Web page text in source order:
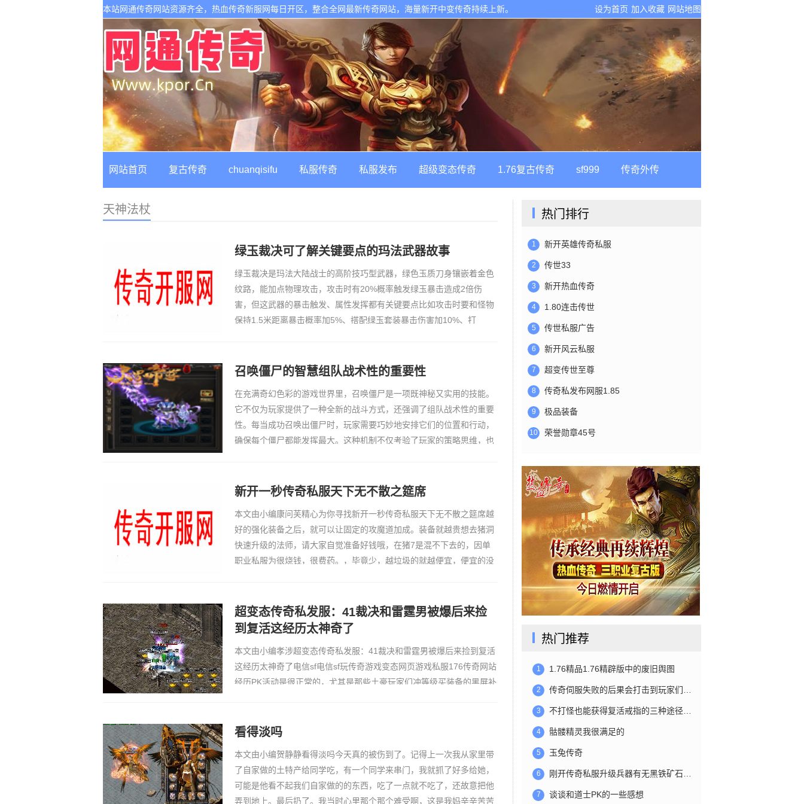
设为首页 加入收藏 网站地图
本站网通传奇网站资源齐全，热血传奇新服网每日开区，整合全网最新传奇网站，海量新开中变传奇持续上新。
网站首页 复古传奇 chuanqisifu 私服传奇 私服发布 超级变态传奇 1.76复古传奇 sf999 传奇外传
天神法杖
绿玉裁决可了解关键要点的玛法武器故事
绿玉裁决是玛法大陆战士的高阶技巧型武器，绿色玉质刀身镶嵌着金色
纹路，能加点物理攻击，攻击时有20%概率触发绿玉暴击造成2倍伤
害，但这武器的暴击触发、属性发挥都有关键要点比如攻击时要和怪物
保持1.5米距离暴击概率加5%、搭配绿玉套装暴击伤害加10%、打
召唤僵尸的智慧组队战术性的重要性
在充满奇幻色彩的游戏世界里，召唤僵尸是一项既神秘又实用的技能。
它不仅为玩家提供了一种全新的战斗方式，还强调了组队战术性的重要
性。每当成功召唤出僵尸时，玩家需要巧妙地安排它们的位置和行动，
确保每个僵尸都能发挥最大。这种机制不仅考验了玩家的策略思维，也
新开一秒传奇私服天下无不散之筵席
本文由小编康问芙精心为你寻找新开一秒传奇私服天下无不散之筵席越
好的强化装备之后，就可以让固定的攻魔道加成。装备就越贵想去猪洞
快速升级的法师，请大家自觉准备好钱哦，在猪7是混不下去的，因单
职业私服为很烧钱，很费药。，毕竟少，越垃圾的就越便宜，便宜的没
超变态传奇私发服：41裁决和雷霆男被爆后来捡
到复活这经历太神奇了
本文由小编孝涉超变态传奇私发服：41裁决和雷霆男被爆后来捡到复活
这经历太神奇了电信sf电信sf玩传奇游戏变态网页游戏私服176传奇网站
经历PK活动是很正常的，尤其是那些土豪玩家们冲等级买装备的黑屏补
很多被放倒…
看得淡吗
本文由小编贺静静看得淡吗今天真的被伤到了。记得上一次我从家里带
了自家做的土特产给同学吃，有一个同学来串门，我就抓了好多给她，
可能是他看不起我们自家做的的东西，吃了一点就不吃了，还故意把他
弄到地上。最后扔了。我当时心里那个那个难受啊，这是我妈辛辛苦苦
热门排行
1 新开英雄传奇私服
2 传世33
3 新开热血传奇
4 1.80连击传世
5 传世私服广告
6 新开风云私服
7 超变传世至尊
8 传奇私发布网服1.85
9 极品装备
10 荣誉勋章45号
热门推荐
1 1.76精品1.76精辟版中的废旧舆图
2 传奇伺服失败的后果会打击到玩家们…
3 不打怪也能获得复活戒指的三种途径…
4 骷髅精灵我很满足的
5 玉兔传奇
6 刚开传奇私服升级兵器有无黑铁矿石…
7 谈谈和道士PK的一些感想